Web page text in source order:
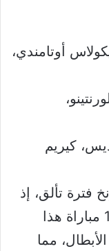
أوتامندي،
كيريم
فترة تألق، إذ
شارك في تسجيل 25 هدفاً في 14 مباراة هذا
الأبطال، مما